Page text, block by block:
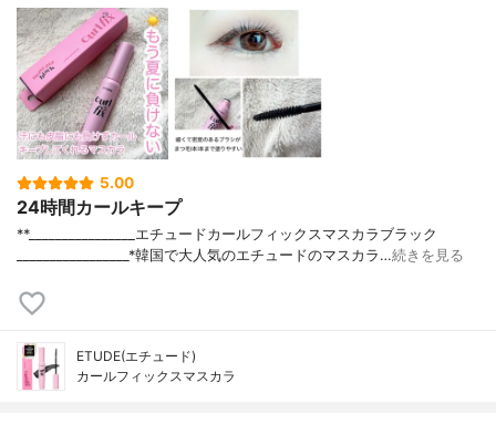
5.00
24時間カールキープ
**⁡________________⁡エチュード⁡カールフィックスマスカラブラック
⁡_________________⁡⁡*韓国で大人気のエチュードのマスカラ…続きを見る
ETUDE(エチュード)
カールフィックスマスカラ